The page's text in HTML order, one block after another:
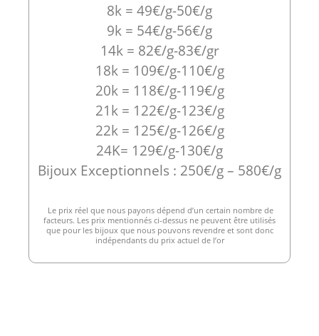
8k = 49€/g-50€/g
9k = 54€/g-56€/g
14k = 82€/g-83€/gr
18k = 109€/g-110€/g
20k = 118€/g-119€/g
21k = 122€/g-123€/g
22k = 125€/g-126€/g
24K= 129€/g-130€/g
Bijoux Exceptionnels : 250€/g – 580€/g
Le prix réel que nous payons dépend d’un certain nombre de
facteurs. Les prix mentionnés ci-dessus ne peuvent être utilisés
que pour les bijoux que nous pouvons revendre et sont donc
indépendants du prix actuel de l’or